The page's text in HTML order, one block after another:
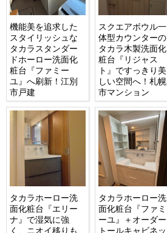
機能美を追求した
スタイリッシュな
タカラスタンダー
ドホーロー洗面化
粧台『ファミー
ユ』へ刷新！江別
市戸建
スクエアボウル一
体型カウンターの
タカラ木製洗面化
粧台『リジャス
ト』ですっきり美
しい空間へ！札幌
市マンション
タカラホーロー洗
面化粧台『エリー
ナ』で湿気に強
く、ニオイ移りも
タカラホーロー洗
面化粧台『ファミ
ーユ』＋オーダー
トールキャビネッ